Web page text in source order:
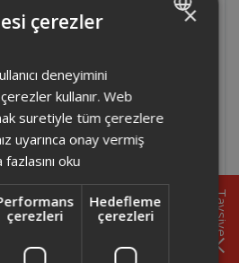
sebebi nedir?
Smart Sıcak Hava
ölçüleri kaçtır?
Smart Sıcak Hava
yapılmalıdır?
Smart Sıcak Hava
Tavsiye
×
çerezler
deneyimini
kullanır. Web
suretiyle tüm çerezlere
uyarınca onay vermiş
fazlasını oku
çerezleri
Hedefleme
çerezleri